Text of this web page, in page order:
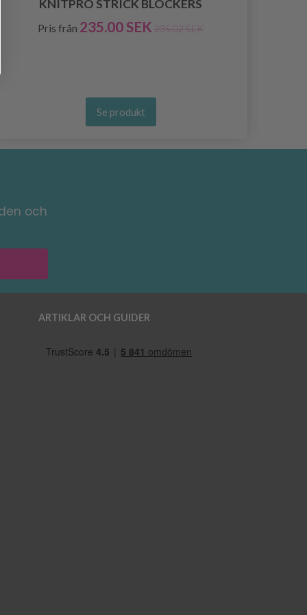
KNITPRO STRICK BLOCKERS
Pris från 235.00 SEK 235.02 SEK
Se produkt
och
ARTIKLAR OCH GUIDER